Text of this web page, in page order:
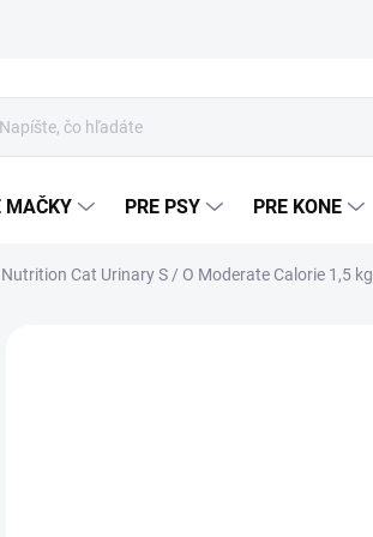
MAČKY PRE PSY PRE KONE
Cat Urinary S / O Moderate Calorie 1,5 kg